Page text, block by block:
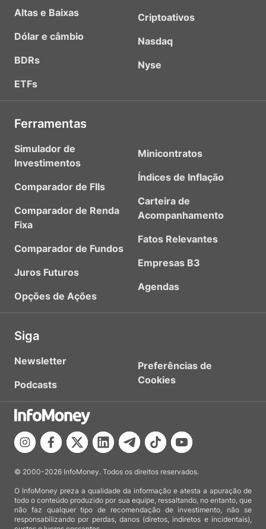
Altas e Baixas
Dólar e câmbio
BDRs
ETFs
Criptoativos
Nasdaq
Nyse
Ferramentas
Simulador de
Investimentos
Comparador de FIIs
Comparador de Renda
Fixa
Comparador de Fundos
Juros Futuros
Opções de Ações
Minicontratos
Índices de Inflação
Carteira de
Acompanhamento
Fatos Relevantes
Empresas B3
Agendas
Siga
Newsletter
Podcasts
Preferências de
Cookies
© 2000-2026 InfoMoney. Todos os direitos reservados.
O InfoMoney preza a qualidade da informação e atesta a apuração de
todo o conteúdo produzido por sua equipe, ressaltando, no entanto, que
não faz qualquer tipo de recomendação de investimento, não se
responsabilizando por perdas, danos (diretos, indiretos e incidentais),